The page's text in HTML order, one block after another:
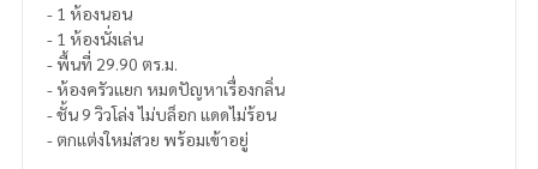
- 1 ห้องนอน
- 1 ห้องนั่งเล่น
- พื้นที่ 29.90 ตร.ม.
- ห้องครัวแยก หมดปัญหาเรื่องกลิ่น
- ชั้น 9 วิวโล่ง ไม่บล็อก แดดไม่ร้อน
- ตกแต่งใหม่สวย พร้อมเข้าอยู่
.